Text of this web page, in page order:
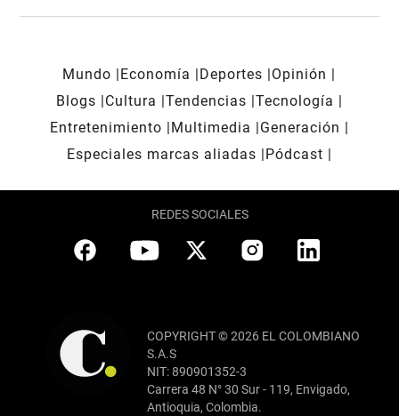
Mundo Economía Deportes
Opinión
Blogs
Cultura Tendencias Tecnología
Entretenimiento
Multimedia
Generación
Especiales marcas aliadas
Pódcast
REDES SOCIALES
COPYRIGHT © 2026 EL COLOMBIANO
S.A.S
NIT: 890901352-3
Carrera 48 N° 30 Sur - 119, Envigado,
Antioquia, Colombia.